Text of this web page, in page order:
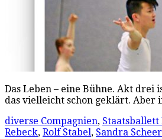
Das Leben – eine Bühne. Akt
das vielleicht schon geklärt. Aber
diverse Compagnien,
Rebeck, Rolf Stabel, Sandra